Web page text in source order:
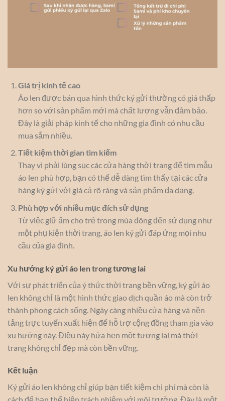
Giá trị kinh tế cao
Áo len được bán qua hình thức ký gửi thường có giá thấp
hơn so với sản phẩm mới mà chất lượng vẫn đảm bảo.
Đây là giải pháp kinh tế cho những gia đình có nhu cầu
mua sắm nhiều.
Tiết kiệm thời gian tìm kiếm
Thay vì phải lùng sục các cửa hàng thời trang để tìm mẫu
áo len phù hợp, bạn có thể dễ dàng tìm thấy tại các cửa
hàng ký gửi với giá cả rõ ràng và sản phẩm đa dạng.
Phù hợp với nhiều mục đích sử dụng
Từ việc giữ ấm cho trẻ trong mùa đông đến sử dụng như
một phụ kiện thời trang, áo len ký gửi đáp ứng mọi nhu
cầu của gia đình.
Xu hướng ký gửi áo len trong tương lai
Với sự phát triển của ý thức thời trang bền vững, ký gửi áo
len không chỉ là một hình thức giao dịch quần áo mà còn trở
thành phong cách sống. Ngày càng nhiều cửa hàng và nền
tảng trực tuyến xuất hiện để hỗ trợ cộng đồng tham gia vào
xu hướng này. Điều này hứa hẹn một tương lai mà thời
trang không chỉ đẹp mà còn bền vững.
Kết luận
Ký gửi áo len không chỉ giúp bạn tiết kiệm chi phí mà còn là